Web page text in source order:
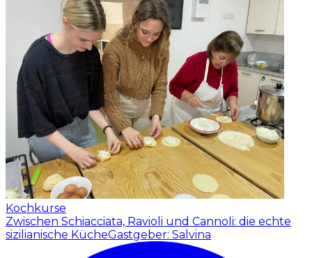
Kochkurse
Zwischen Schiacciata, Ravioli und Cannoli: die echte
sizilianische KücheGastgeber: Salvina